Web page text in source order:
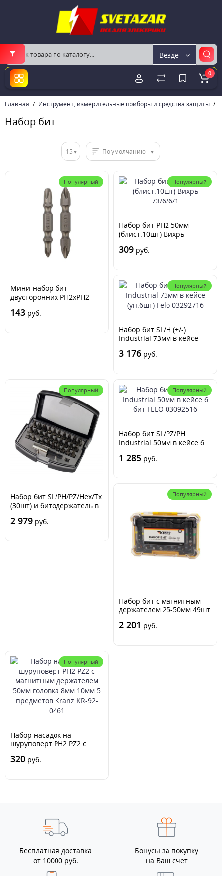
Везде
0
Главная Инструмент, измерительные приборы и средства защиты
Набор бит
15 По умолчанию
Популярный
Мини-набор бит
двусторонних PH2xPH2
Kranz KR-92-0452
143 руб.
Популярный
Набор бит PH2 50мм
(блист.10шт) Вихрь
309 руб.
Популярный
Набор бит SL/H (+/-)
Industrial 73мм в кейсе
3 176 руб.
Популярный
Набор бит SL/PH/PZ/Hex/Tx
(30шт) и битодержатель в
02013116
2 979 руб.
Популярный
Набор бит SL/PZ/PH
Industrial 50мм в кейсе 6
1 285 руб.
Популярный
Набор бит с магнитным
держателем 25-50мм 49шт
KR-92-0462
2 201 руб.
Популярный
Набор насадок на
шуруповерт PH2 PZ2 с
50мм головка 8мм 10мм 5
320 руб.
Бесплатная доставка
от 10000 руб.
Бонусы за покупку
на Ваш счет